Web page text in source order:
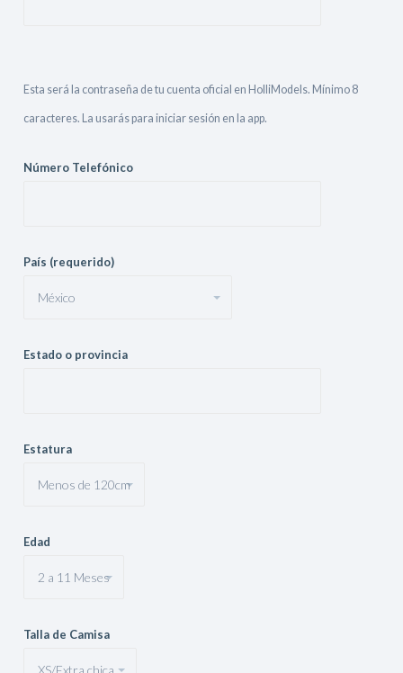
Esta será la contraseña de tu cuenta oficial en HolliModels. Mínimo 8
caracteres. La usarás para iniciar sesión en la app.
Número Telefónico
País (requerido)
Estado o provincia
Estatura
Edad
Talla de Camisa